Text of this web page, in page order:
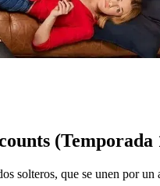
(Temporada
solteros, que se unen por